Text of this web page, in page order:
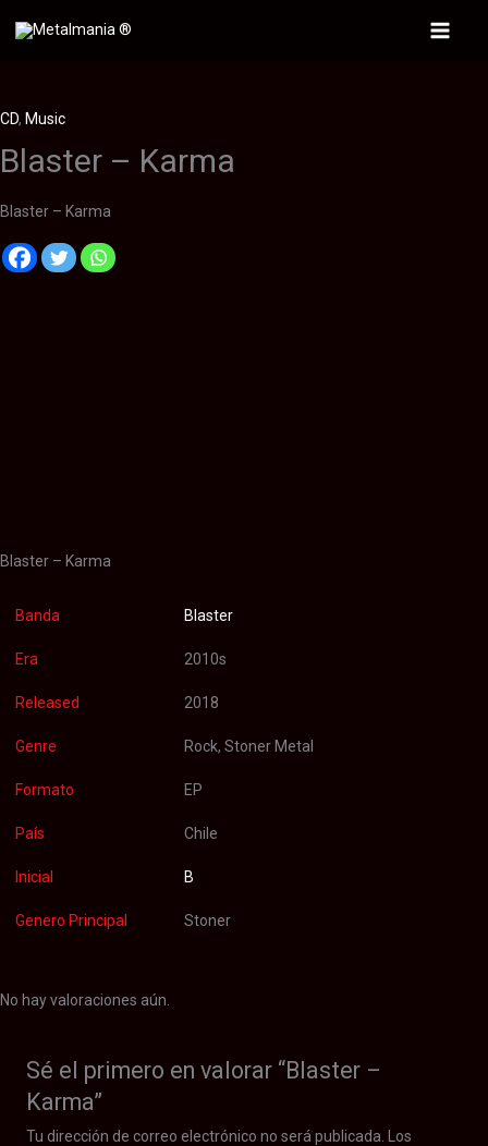
Main
CD, Music
Blaster – Karma
Blaster – Karma
Blaster – Karma
Banda Blaster
Era 2010s
Released 2018
Genre Rock, Stoner Metal
Formato EP
País Chile
Inicial B
Genero Principal Stoner
No hay valoraciones aún.
Sé el primero en valorar “Blaster –
Karma”
Tu dirección de correo electrónico no será publicada.
Los